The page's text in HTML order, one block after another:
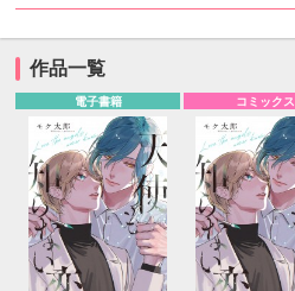
作品一覧
電子書籍 コミックス